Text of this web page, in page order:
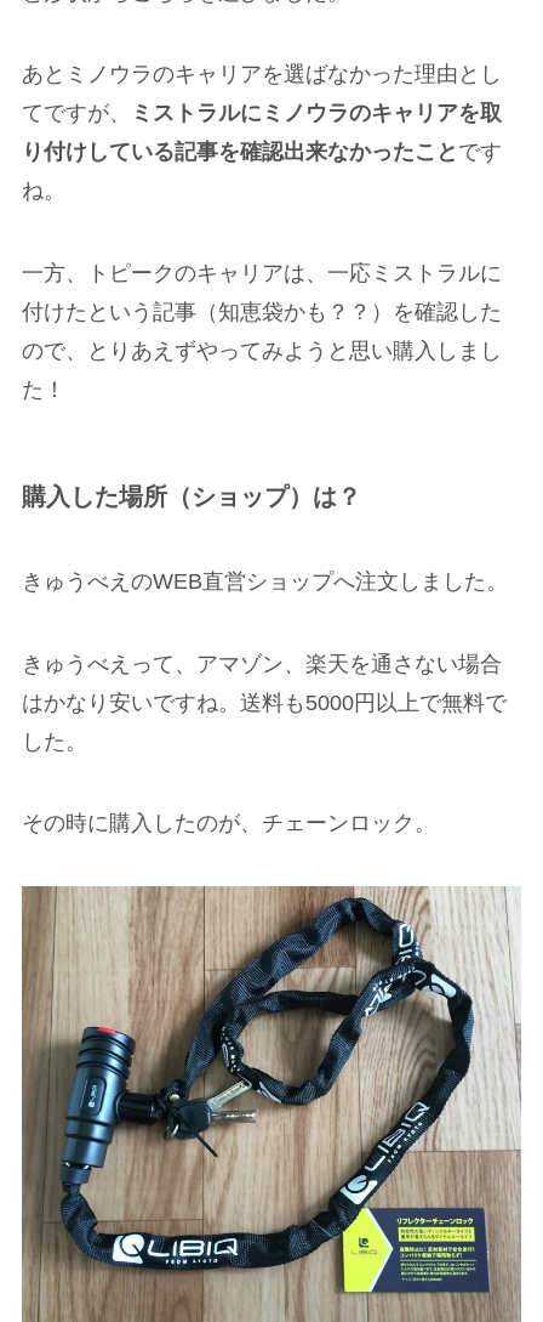
あとミノウラのキャリアを選ばなかった理由とし
てですが、
ミストラルにミノウラのキャリアを取
り付けしている記事を確認出来なかったこと です
ね。
一方、トピークのキャリアは、一応ミストラルに
付けたという記事（知恵袋かも？？）を確認した
ので、とりあえずやってみようと思い購入しまし
た！
購入した場所（ショップ）は？
きゅうべえのWEB直営ショップへ注文しました。
きゅうべえって、アマゾン、楽天を通さない場合
はかなり安いですね。送料も5000円以上で無料で
した。
その時に購入したのが、チェーンロック。